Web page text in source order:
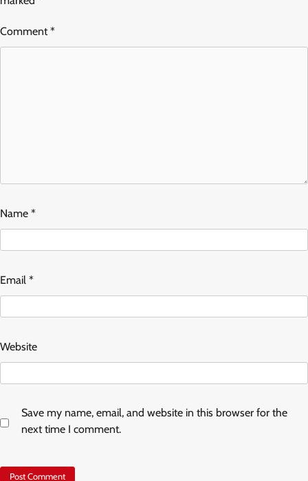
Comment*
Name *
Email *
Website
Save my name, email, and website in this browser for the
next time I comment.